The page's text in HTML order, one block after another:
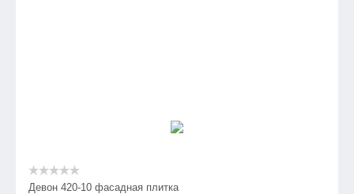
Девон 420-10 фасадная плитка